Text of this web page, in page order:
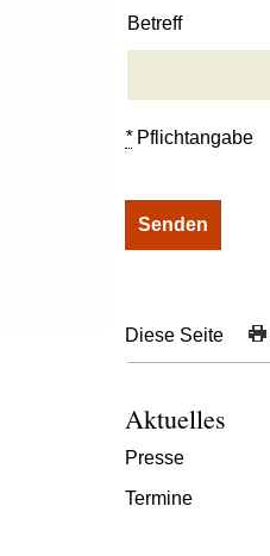
Betreff
*Pflichtangabe
Diese Seite
Aktuelles
Presse
Termine